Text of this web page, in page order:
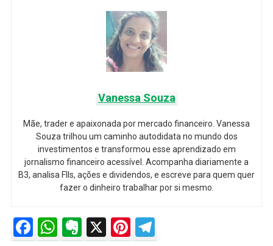
Vanessa Souza
Mãe, trader e apaixonada por mercado financeiro. Vanessa
Souza trilhou um caminho autodidata no mundo dos
investimentos e transformou esse aprendizado em
jornalismo financeiro acessível. Acompanha diariamente a
B3, analisa FIIs, ações e dividendos, e escreve para quem quer
fazer o dinheiro trabalhar por si mesmo.
Facebook
WhatsApp
Evernote
X Pinterest
Telegram